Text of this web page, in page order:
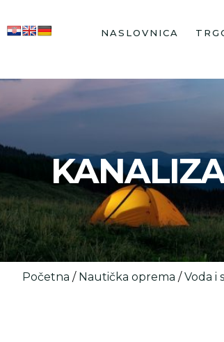
NASLOVNICA
Početna / Nautička oprema /Voda i